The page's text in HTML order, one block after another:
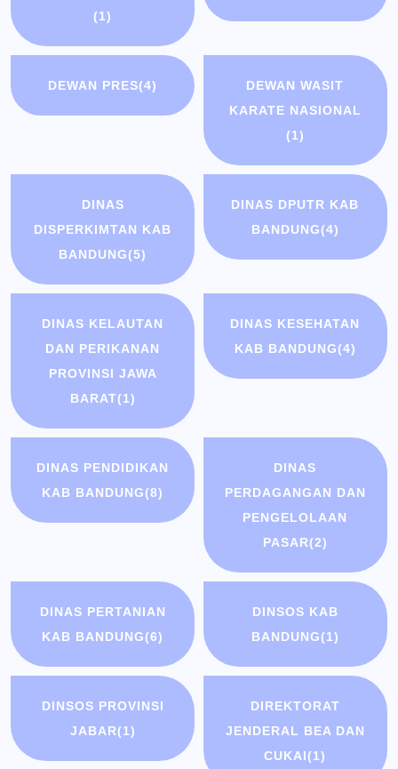
(1)
DEWAN PRES(4)
DEWAN WASIT
KARATE NASIONAL
(1)
DINAS
DISPERKIMTAN KAB
BANDUNG(5)
DINAS DPUTR KAB
BANDUNG(4)
DINAS KELAUTAN
DAN PERIKANAN
PROVINSI JAWA
BARAT(1)
DINAS KESEHATAN
KAB BANDUNG(4)
DINAS PENDIDIKAN
KAB BANDUNG(8)
DINAS
PERDAGANGAN DAN
PENGELOLAAN
PASAR(2)
DINAS PERTANIAN
KAB BANDUNG(6)
DINSOS KAB
BANDUNG(1)
DINSOS PROVINSI
JABAR(1)
DIREKTORAT
JENDERAL BEA DAN
CUKAI(1)